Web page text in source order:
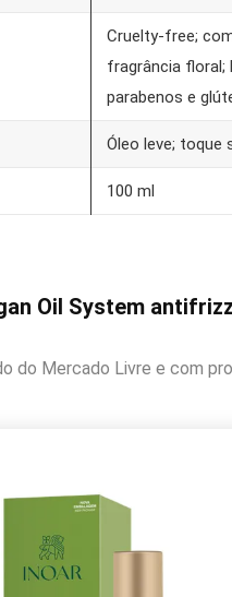
Cruelty-free;
fragrância floral;
parabenos e
Óleo leve; toque
100 ml
Oil System
do Mercado Livre e com